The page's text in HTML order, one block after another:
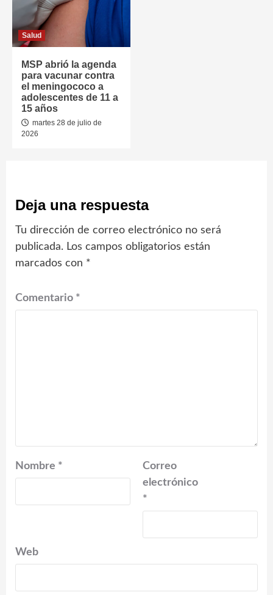
Salud
MSP abrió la agenda
para vacunar contra
el meningococo a
adolescentes de 11 a
15 años
martes 28 de julio de
2026
Deja una respuesta
Tu dirección de correo electrónico no será
publicada. Los campos obligatorios están
marcados con *
Comentario *
Nombre *
Correo
electrónico
*
Web